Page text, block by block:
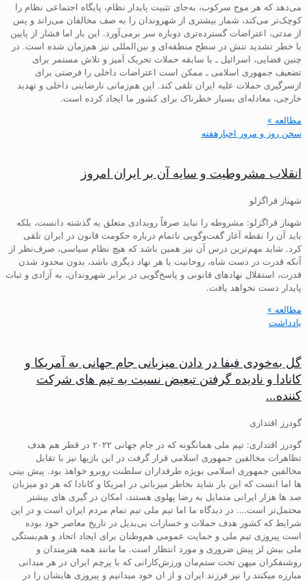
می‌دهد که هر موج سرکوب، به‌جای تثبیت پایدار نظام، پایگاه اجتماعی نظام را
کوچک‌تر می‌کند، شمار بیشتری از شهروندان را به صف مخالفان می‌راند و پس
از مدتی، اعتراضات گسترده‌تری دوباره سر برمی‌آورد. این بار اما فشار از پایین
با خطر تشدید تنش در سطح منطقه‌ای و بین‌المللی نیز هم‌زمان شده است. در
چنین فضایی، اسرائیل ـ با سابقه حملات تحریک آمیز و تلاش مستمر برای
تضعیف جمهوری اسلامی ـ ممکن است اعتراضات داخلی را فرصتی برای
ازسرگیری حملات علیه ایران تلقی کند. این هم‌زمانی نارضایتی داخلی و تهدید
خارجی، معادله‌ای بسیار خطرناک برای کشور ما ایجاد کرده است.
مطالعه »
سخن روز و مرور اخبارهفته
انقلاب مشروطیت و سایه آن بر ایران امروز
شهناز قراگزلو
شهناز قراگزلو: مشروطه را نباید صرفاً رویدادی متعلق به گذشته دانست، بلکه
باید آن را نقطه آغاز گفت‌وگویی ناتمام درباره حکومت قانون در ایران تلقی
کرد. شاید مهم‌ترین درس آن نیز همین باشد که هیچ نظام سیاسی، صرف‌نظر از
آنکه قدرت در دست شاه، روحانیت یا هر نهاد دیگری باشد، بدون محدود شدن
قدرت، استقلال نهادهای قانونی و پاسخ‌گویی در برابر شهروندان، به آزادی و ثبات
پایدار دست نخواهد یافت.
مطالعه »
یادداشت
گل به‌خودی فیفا در دادن میزبانی جام جهانی به آمریکا و
کانادا و نادیده گرفتن تبعیض نسبت به تیم های شرکت
کننده…
گودرز اقتداری
گودرز اقتداری: تیم ملی همانگونه که در جام جهانی ۲۰۲۲ در قطر هم هدف
تظاهرات مخالفین جمهوری اسلامی قرار گرفت در این بازیها نیز با تقابل
مخالفین جمهوری اسلامی بویژه طرفداران سلطنت روبرو خواهذ بود. پیش بینی
ها اما انست که این بار شاید بخاطر میزبانی در امریکا و کانادا که هر دو میزبان
صد ها هزار ایرانی متمایل به رضا پهلوی هستند، امکان در گیری های بیشتر
محتمل‌تر است…. در دیدگاه ما اما تیم ملی تیم تمام مردم ایران است و در این
شرایط که کشور هدف حملات و خسارات بی‌بدیل در تاریخ معاصر خود بوده
است پیروزی تیم ملی و حمایت عمومی هم‌وطنان برای ایجاد اتحاد و هم‌بستگی
ملی بیش لز پیش ضروری و مورد انتظار است. ما مانند همه هنرمندان و
روشنفکران میهن تحت ستم‌مان ورزش‌کارانی که با پرچم ایران در هر میدانی
مبارزه میکنند را نیز فرزند ایران و از ان خود میدانیم و پیروزی هایشان را در